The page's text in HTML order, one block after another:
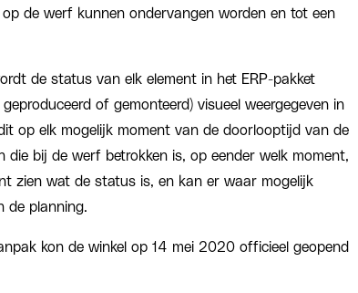
de werf kunnen ondervangen worden en tot een
de status van elk element in het ERP-pakket
of gemonteerd) visueel weergegeven in
op elk mogelijk moment van de doorlooptijd van de
die bij de werf betrokken is, op eender welk moment,
zien wat de status is, en kan er waar mogelijk
de planning.
kon de winkel op 14 mei 2020 officieel geopend